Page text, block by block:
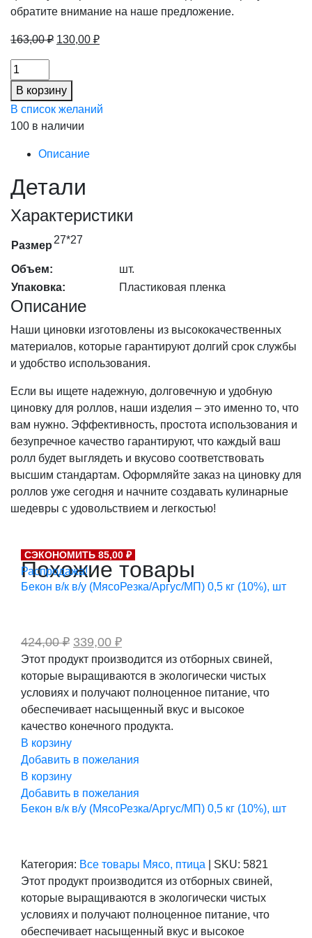
обратите внимание на наше предложение.
163,00₽ Первоначальная
163,00 ₽.
130,00 ₽Текущая
Циновка
бамбуковая
27х27см
плоская
(20%),
В корзину
В список желаний
100 в наличии
Описание
Детали
Характеристики
Размер 27*27
Объем:
шт.
Упаковка:
Пластиковая пленка
Описание
Наши циновки изготовлены из высококачественных
материалов, которые гарантируют долгий срок службы
и удобство использования.
Если вы ищете надежную, долговечную и удобную
циновку для роллов, наши изделия – это именно то, что
вам нужно. Эффективность, простота использования и
безупречное качество гарантируют, что каждый ваш
ролл будет выглядеть и вкусово соответствовать
высшим стандартам. Оформляйте заказ на циновку для
роллов уже сегодня и начните создавать кулинарные
шедевры с удовольствием и легкостью!
Похожие товары
СЭКОНОМИТЬ 85,00 ₽
Распродажа!
Бекон в/к в/у (МясоРезка/Аргус/МП) 0,5 кг (10%), шт
424,00₽ Первоначальная
цена
составляла
424,00 ₽.
339,00 ₽Текущая
цена:
339,00 ₽.
Этот продукт производится из отборных свиней,
которые выращиваются в экологически чистых
условиях и получают полноценное питание, что
обеспечивает насыщенный вкус и высокое
качество конечного продукта.
В корзину
Добавить в пожелания
В корзину
Добавить в пожелания
Бекон в/к в/у (МясоРезка/Аргус/МП) 0,5 кг (10%), шт
Категория: Все товары Мясо, птица SKU: 5821
Этот продукт производится из отборных свиней,
которые выращиваются в экологически чистых
условиях и получают полноценное питание, что
обеспечивает насыщенный вкус и высокое